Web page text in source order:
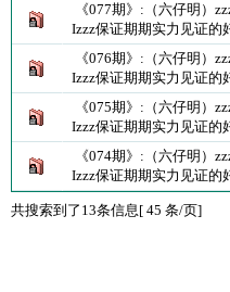
《077期》:（六仔明）
Izzz保证期期实力见证的
《076期》:（六仔明）
Izzz保证期期实力见证的
《075期》:（六仔明）
Izzz保证期期实力见证的
《074期》:（六仔明）
Izzz保证期期实力见证的
共搜索到了13条信息[ 45 条/页]